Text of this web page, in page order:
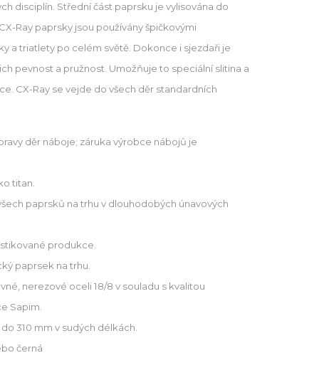
disciplín. Střední část paprsku je vylisována do
Ray paprsky jsou používány špičkovými
a triatlety po celém světě. Dokonce i sjezdaři je
pevnost a pružnost. Umožňuje to speciální slitina a
CX-Ray se vejde do všech děr standardních
děr náboje; záruka výrobce nábojů je
titan.
paprsků na trhu v dlouhodobých únavových
produkce.
paprsek na trhu.
nerezové oceli 18/8 v souladu s kvalitou
Sapim.
310 mm v sudých délkách.
černá